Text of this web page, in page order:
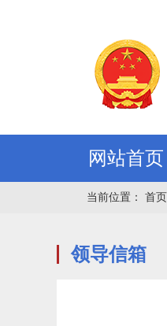
网站首页
当前位置： 首页
领导信箱